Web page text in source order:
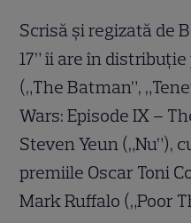
Scrisă și regizată de
17” îi are în
(„The Batman”,
Wars: Episode IX –
Steven Yeun („Nu”),
premiile Oscar Toni
Mark Ruffalo („Poor